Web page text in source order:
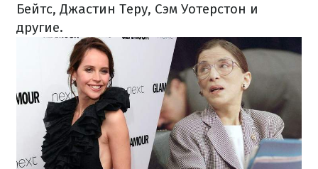
Бейтс, Джастин Теру, Сэм Уотерстон и
другие.